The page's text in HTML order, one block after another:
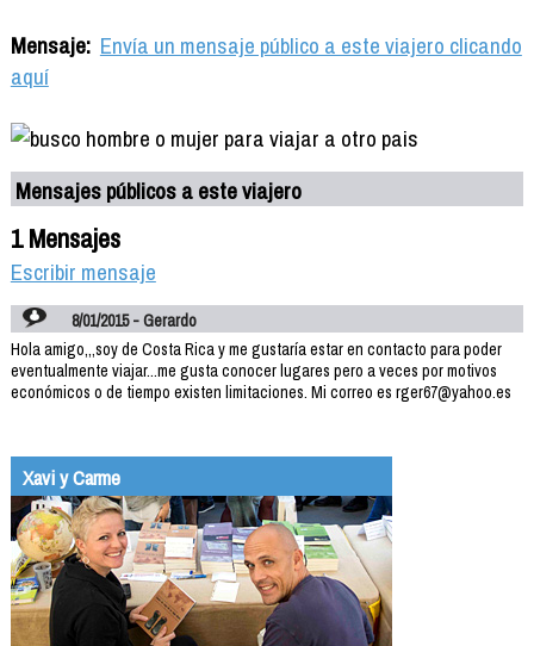
Mensaje: Envía un mensaje público a este viajero clicando
aquí
Mensajes públicos a este viajero
1 Mensajes
Escribir mensaje
8/01/2015 - Gerardo
Hola amigo,,,soy de Costa Rica y me gustaría estar en contacto para poder
eventualmente viajar...me gusta conocer lugares pero a veces por motivos
económicos o de tiempo existen limitaciones. Mi correo es rger67@yahoo.es
Xavi y Carme